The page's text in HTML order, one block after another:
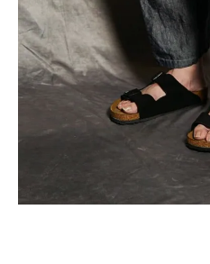
INFORMATION
ご利用ガイド
プライバシーポリシー
特定商取引法について
OFFICIAL WEB SITE